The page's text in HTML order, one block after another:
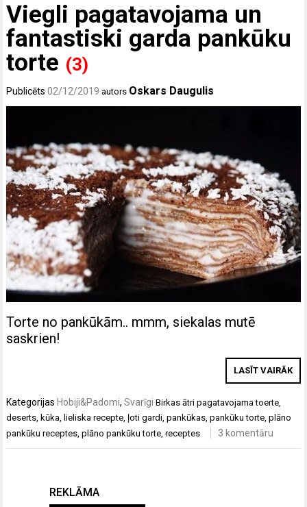
Viegli pagatavojama un
fantastiski garda pankūku
torte (3)
Publicēts02/12/2019 autors Oskars Daugulis
Torte no pankūkām.. mmm, siekalas mutē
saskrien!
LASĪT VAIRĀK
Kategorijas Hobiji&Padomi,Svarīgi Birkasātri pagatavojama toerte,
deserts, kūka, lieliska recepte, ļoti gardi,pankūkas,pankūku torte,plāno
pankūku receptes,plāno pankūku torte,receptes 3 komentāru
REKLĀMA